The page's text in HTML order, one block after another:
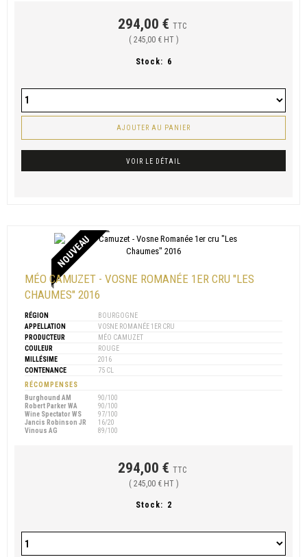
294,00 € TTC
( 245,00 € HT )
Stock: 6
AJOUTER AU PANIER
VOIR LE DÉTAIL
NOUVEAU
MÉO CAMUZET - VOSNE ROMANÉE 1ER CRU "LES
CHAUMES" 2016
RÉGION
BOURGOGNE
APPELLATION
VOSNE ROMANÉE 1ER CRU
PRODUCTEUR
MÉO CAMUZET
COULEUR
ROUGE
MILLÉSIME
2016
CONTENANCE
75 CL
RÉCOMPENSES
Burghound AM
90/100
Robert Parker WA
90/100
Wine Spectator WS
97/100
Jancis Robinson JR
16/20
Vinous AG
89/100
294,00 € TTC
( 245,00 € HT )
Stock: 2